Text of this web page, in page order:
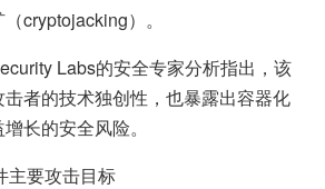
cryptojacking）。
Labs的安全专家分析指出，该
者的技术独创性，也暴露出容器化
长的安全风险。
主要攻击目标